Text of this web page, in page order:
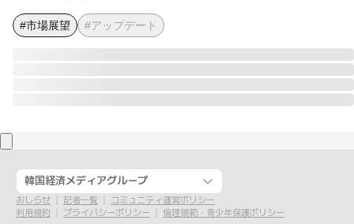
#市場展望 #アップデート
韓国経済メディアグループ
おしらせ 記者一覧
コミュニティ運営ポリシー
利用規約
プライバシーポリシー 倫理規範・青少年保護ポリシー